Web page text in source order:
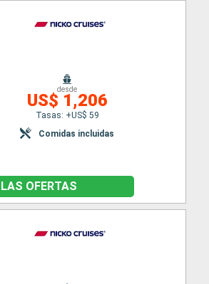
desde
US$ 1,206
Tasas: +US$ 59
Comidas incluidas
OFERTAS